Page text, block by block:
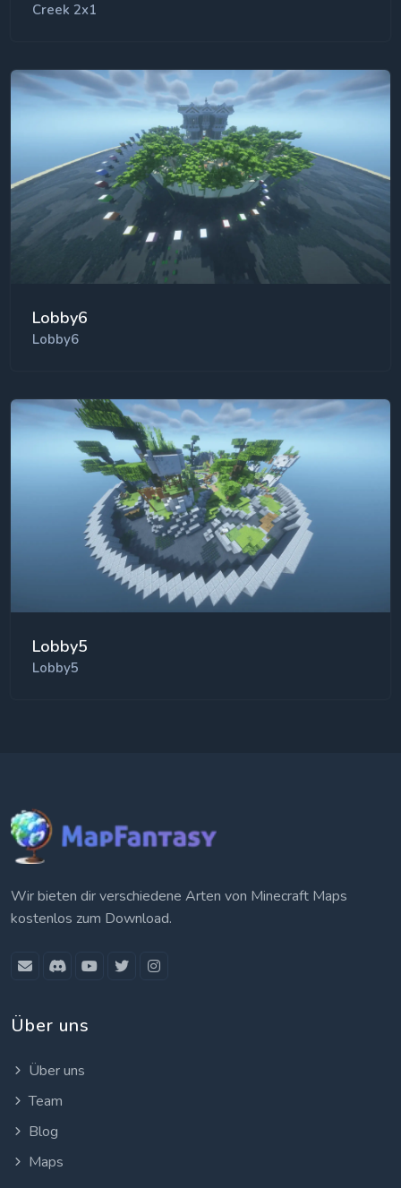
Creek 2x1
Lobby6
Lobby6
Lobby5
Lobby5
Wir bieten dir verschiedene Arten von Minecraft Maps
kostenlos zum Download.
Über uns
Über uns
Team
Blog
Maps